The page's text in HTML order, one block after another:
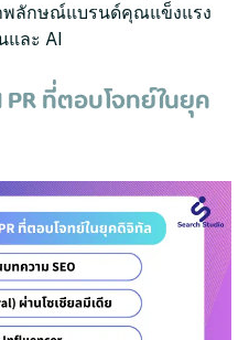
พลักษณ์แบรนด์คุณแข็งแรง
และ AI
ที่ตอบโจทย์ในยุค